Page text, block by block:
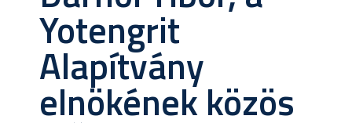
Yotengrit
Alapítvány
elnökének közös